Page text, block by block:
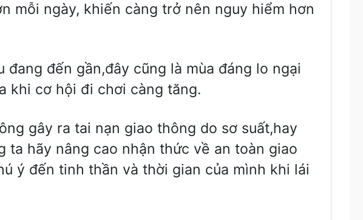
mỗi ngày, khiến càng trở nên nguy hiểm hơn
đang đến gần,đây cũng là mùa đáng lo ngại
khi cơ hội đi chơi càng tăng.
gây ra tai nạn giao thông do sơ suất,hay
ta hãy nâng cao nhận thức về an toàn giao
ý đến tinh thần và thời gian của mình khi lái